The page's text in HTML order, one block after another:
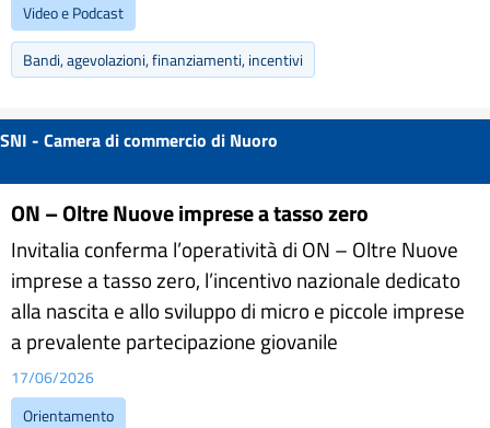
Video e Podcast
Bandi, agevolazioni, finanziamenti, incentivi
SNI - Camera di commercio di Nuoro
ON – Oltre Nuove imprese a tasso zero
Invitalia conferma l’operatività di ON – Oltre Nuove
imprese a tasso zero, l’incentivo nazionale dedicato
alla nascita e allo sviluppo di micro e piccole imprese
a prevalente partecipazione giovanile
17/06/2026
Orientamento